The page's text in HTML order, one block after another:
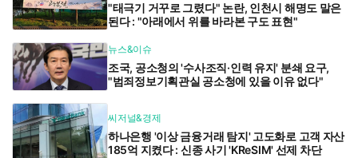
"태극기 거꾸로 그렸다" 논란, 인천시 해명도 말은
된다 : "아래에서 위를 바라본 구도 표현"
뉴스&이슈
조국, 공소청의 '수사조직·인력 유지' 분쇄 요구,
"범죄정보기획관실 공소청에 있을 이유 없다"
씨저널&경제
하나은행 '이상 금융거래 탐지' 고도화로 고객 자산
185억 지켰다 : 신종 사기 'KReSIM' 선제 차단